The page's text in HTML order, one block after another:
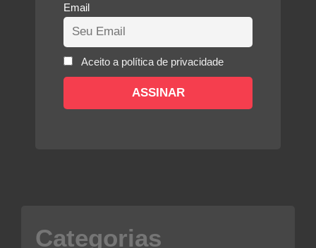
Email
Aceito a política de privacidade
Categorias